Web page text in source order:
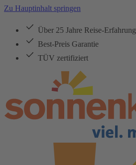
Zu Hauptinhalt springen
Über 25 Jahre Reise-Erfahrung
Best-Preis Garantie
TÜV zertifiziert